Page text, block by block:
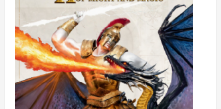
daje
wolności,
tylko
wystawia
rachunek